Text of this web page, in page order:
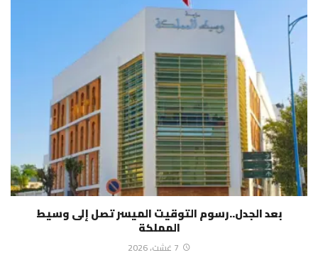
بعد الجدل..رسوم التوقيت الميسر تصل إلى وسيط
المملكة
7 غشت، 2026